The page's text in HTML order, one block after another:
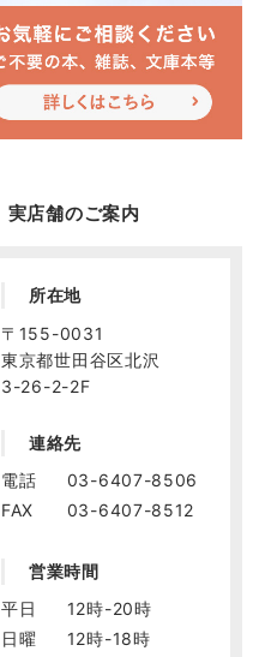
実店舗のご案内
所在地
〒155-0031
東京都世田谷区北沢
3-26-2-2F
連絡先
電話
03-6407-8506
FAX
03-6407-8512
営業時間
平日
12時-20時
日曜
12時-18時